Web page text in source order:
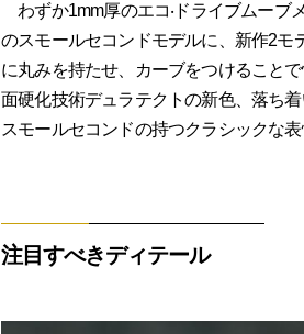
わずか1mm厚のエコ‧ドライブムーブ
のスモールセコンドモデルに、新作2モ
に丸みを持たせ、カーブをつけること
面硬化技術デュラテクトの新色、落ち
スモールセコンドの持つクラシックな
注目すべきディテール